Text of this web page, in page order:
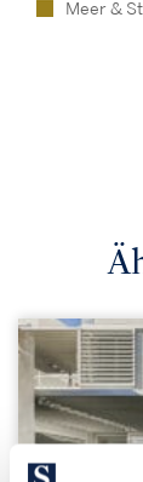
Meer &